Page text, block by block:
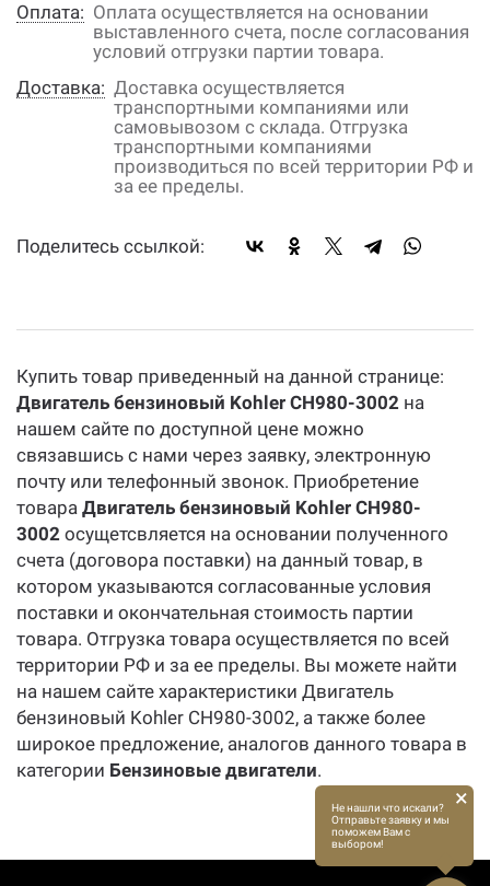
Оплата: Оплата осуществляется на основании
выставленного счета, после согласования
условий отгрузки партии товара.
Доставка: Доставка осуществляется
транспортными компаниями или
самовывозом с склада. Отгрузка
транспортными компаниями
производиться по всей территории РФ и
за ее пределы.
Поделитесь ссылкой:
Купить товар приведенный на данной странице:
Двигатель бензиновый Kohler CH980-3002 на
нашем сайте по доступной цене можно
связавшись с нами через заявку, электронную
почту или телефонный звонок. Приобретение
товара Двигатель бензиновый Kohler CH980-
3002 осущетсвляется на основании полученного
счета (договора поставки) на данный товар, в
котором указываются согласованные условия
поставки и окончательная стоимость партии
товара. Отгрузка товара осуществляется по всей
территории РФ и за ее пределы. Вы можете найти
на нашем сайте характеристики Двигатель
бензиновый Kohler CH980-3002, а также более
широкое предложение, аналогов данного товара в
категории Бензиновые двигатели.
Не нашли что искали?
Отправьте заявку и мы
поможем Вам с
выбором!
×